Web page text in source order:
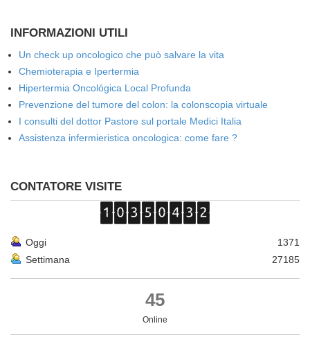
INFORMAZIONI UTILI
Un check up oncologico che può salvare la vita
Chemioterapia e Ipertermia
Hipertermia Oncológica Local Profunda
Prevenzione del tumore del colon: la colonscopia virtuale
I consulti del dottor Pastore sul portale Medici Italia
Assistenza infermieristica oncologica: come fare ?
CONTATORE VISITE
Oggi
1371
Settimana
27185
45
Online